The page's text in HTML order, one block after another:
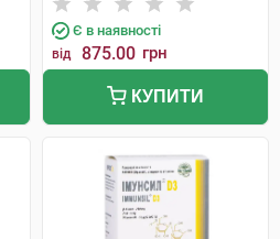
Є в наявності
від 875.00 грн
КУПИТИ